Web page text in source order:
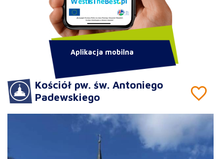
Kościół pw. św. Antoniego
Padewskiego
Aplikacja mobilna